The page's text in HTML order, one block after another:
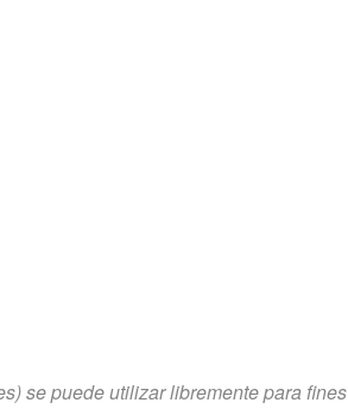
se puede utilizar libremente para fines